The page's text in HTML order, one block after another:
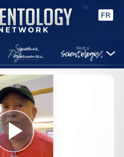
FR
Play